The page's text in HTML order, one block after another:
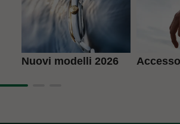
Nuovi modelli 2026